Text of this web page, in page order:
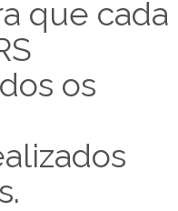
que cada
os